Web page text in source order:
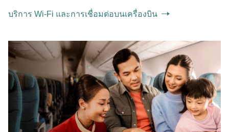
บริการ Wi-Fi และการเชื่อมต่อบนเครื่องบิน